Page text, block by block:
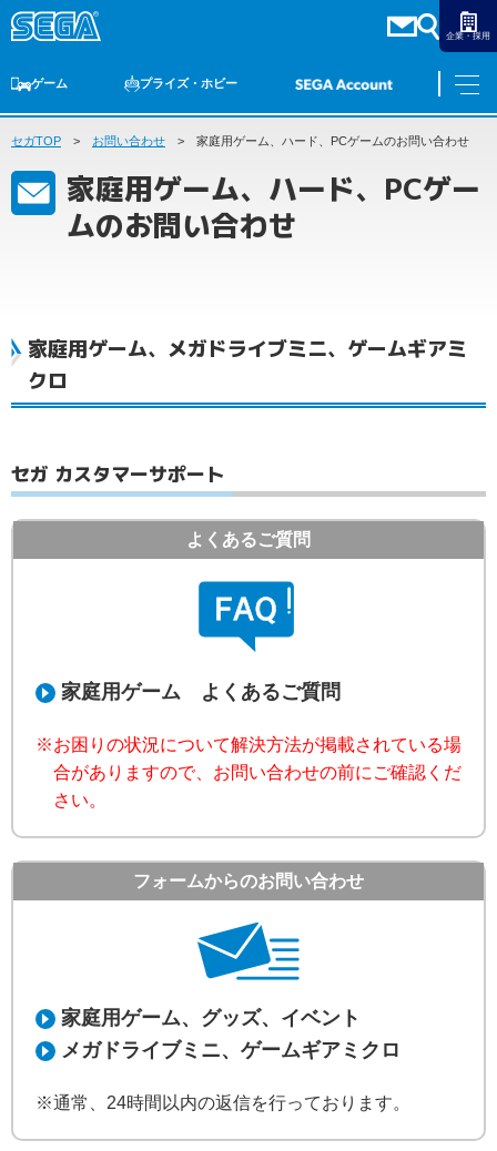
企業・採用
ゲーム
ゲームTOP 家庭用ゲーム PCゲーム スマホゲーム アーケードゲーム
プライズ・ホビー
プライズ トイ S-FIRE セガ ラッキーくじ
セガ ラッキーくじ
オンライン
物販
ゲームTOP
家庭用ゲーム
アーケードゲーム
プライズ・ホビー
セガ ラッキーくじ
セガ ラッキーくじオンライン
トピックス
セガTOP お問い合わせ 家庭用ゲーム、ハード、PCゲームのお問い合わせ
家庭用ゲーム、ハード、PCゲー
ムのお問い合わせ
家庭用ゲーム、メガドライブミニ、ゲームギアミ
クロ
セガ カスタマーサポート
よくあるご質問
家庭用ゲーム よくあるご質問
※お困りの状況について解決方法が掲載されている場
合がありますので、お問い合わせの前にご確認くだ
さい。
フォームからのお問い合わせ
家庭用ゲーム、グッズ、イベント
メガドライブミニ、ゲームギアミクロ
※通常、24時間以内の返信を行っております。